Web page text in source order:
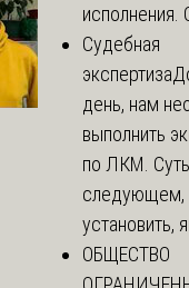
исполнения.
Судебная
экспертиза
день, нам
выполнить
по ЛКМ.
следующем,
установить,
ОБЩЕСТВО